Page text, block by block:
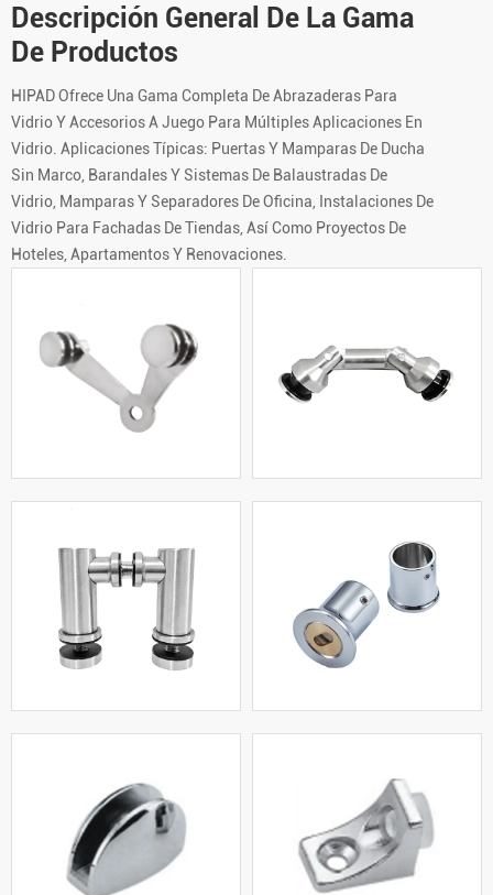
Descripción General De La Gama
De Productos
HIPAD Ofrece Una Gama Completa De Abrazaderas Para
Vidrio Y Accesorios A Juego Para Múltiples Aplicaciones En
Vidrio. Aplicaciones Típicas: Puertas Y Mamparas De Ducha
Sin Marco, Barandales Y Sistemas De Balaustradas De
Vidrio, Mamparas Y Separadores De Oficina, Instalaciones De
Vidrio Para Fachadas De Tiendas, Así Como Proyectos De
Hoteles, Apartamentos Y Renovaciones.